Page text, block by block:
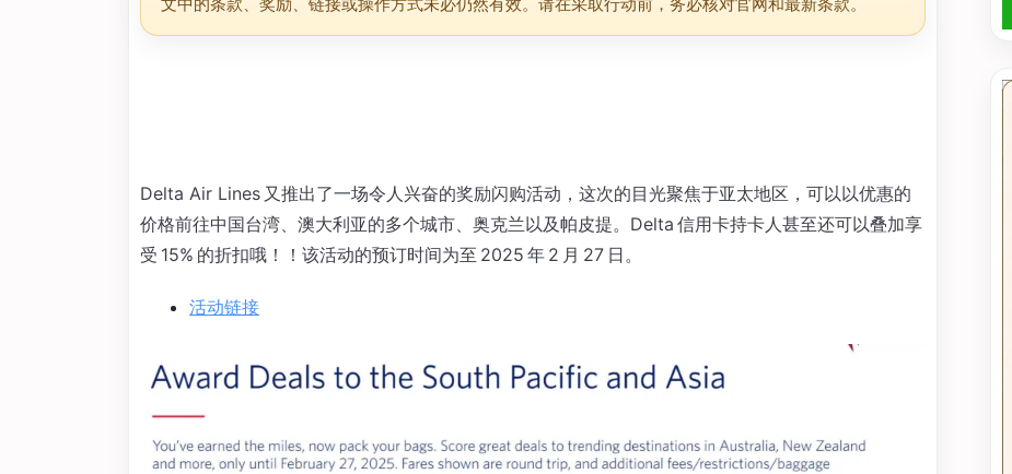
Delta Air Lines 又推出了一场令人兴奋的奖励闪购活动，这次的目光聚焦于亚太地区，可以以优惠的
价格前往中国台湾、澳大利亚的多个城市、奥克兰以及帕皮提。Delta 信用卡持卡人甚至还可以叠加享
受 15% 的折扣哦！！该活动的预订时间为至 2025 年 2 月 27 日。
活动链接